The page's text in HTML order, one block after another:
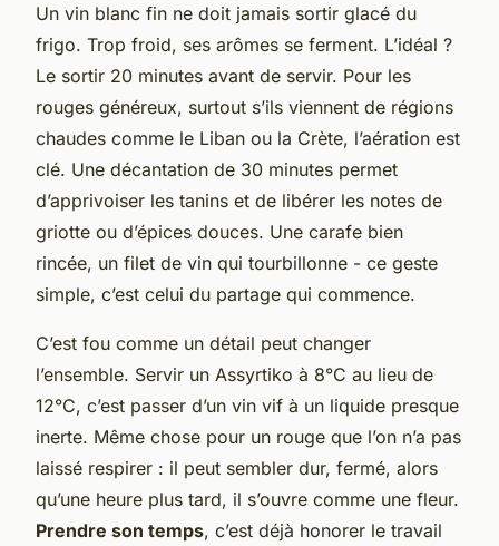
Un vin blanc fin ne doit jamais sortir glacé du
frigo. Trop froid, ses arômes se ferment. L’idéal ?
Le sortir 20 minutes avant de servir. Pour les
rouges généreux, surtout s’ils viennent de régions
chaudes comme le Liban ou la Crète, l’aération est
clé. Une décantation de 30 minutes permet
d’apprivoiser les tanins et de libérer les notes de
griotte ou d’épices douces. Une carafe bien
rincée, un filet de vin qui tourbillonne - ce geste
simple, c’est celui du partage qui commence.
C’est fou comme un détail peut changer
l’ensemble. Servir un Assyrtiko à 8°C au lieu de
12°C, c’est passer d’un vin vif à un liquide presque
inerte. Même chose pour un rouge que l’on n’a pas
laissé respirer : il peut sembler dur, fermé, alors
qu’une heure plus tard, il s’ouvre comme une fleur.
Prendre son temps, c’est déjà honorer le travail